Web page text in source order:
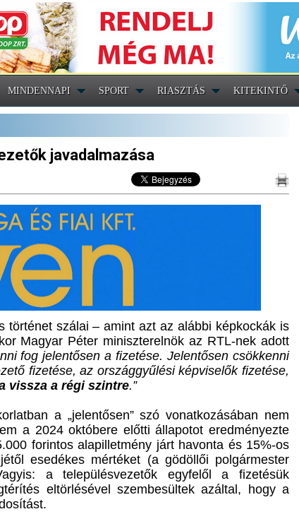
MINDENNAPI SPORT RIASZTÁS KITEKINTŐ
javadalmazása
történet szálai – amint azt az alábbi képkockák is
Magyar Péter miniszterelnök az RTL-nek adott
fog jelentősen a fizetése. Jelentősen csökkenni
fizetése, az országgyűlési képviselők fizetése,
vissza a régi szintre.”
a „jelentősen” szó vonatkozásában nem
a 2024 októbere előtti állapotot eredményezte
forintos alapilletmény járt havonta és 15%-os
esedékes mértéket (a gödöllői polgármester
a településvezetők egyfelől a fizetésük
eltörlésével szembesültek azáltal, hogy a